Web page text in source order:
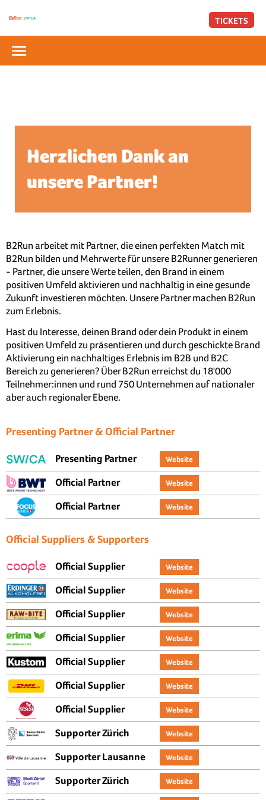
TICKETS
Herzlichen Dank an
unsere Partner!
B2Run arbeitet mit Partner, die einen perfekten Match mit
B2Run bilden und Mehrwerte für unsere B2Runner generieren
- Partner, die unsere Werte teilen, den Brand in einem
positiven Umfeld aktivieren und nachhaltig in eine gesunde
Zukunft investieren möchten. Unsere Partner machen B2Run
zum Erlebnis.
Hast du Interesse, deinen Brand oder dein Produkt in einem
positiven Umfeld zu präsentieren und durch geschickte Brand
Aktivierung ein nachhaltiges Erlebnis im B2B und B2C
Bereich zu generieren? Über B2Run erreichst du 18'000
Teilnehmer:innen und rund 750 Unternehmen auf nationaler
aber auch regionaler Ebene.
Presenting Partner & Official Partner
Presenting Partner Website
Official Partner Website
Official Partner Website
Official Suppliers & Supporters
Official Supplier Website
Official Supplier Website
Official Supplier Website
Official Supplier Website
Official Supplier Website
Official Supplier Website
Official Supplier Website
Supporter Zürich Website
Supporter Lausanne Website
Supporter Zürich Website